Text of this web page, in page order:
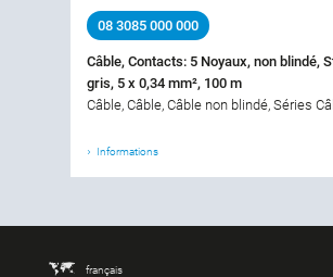
08 3085 000 000
Câble, Contacts: 5 Noyaux, non blindé,
gris, 5 x 0,34 mm², 100 m
Câble, Câble, Câble non blindé, Séries
Informations
français